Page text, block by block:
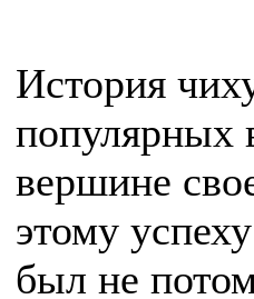
История
популярных
вершине
этому
был не